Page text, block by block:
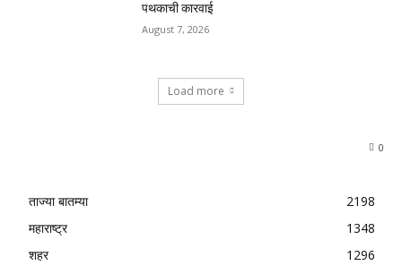
पथकाची कारवाई
August 7, 2026
Load more
0
ताज्या बातम्या
2198
महाराष्ट्र
1348
शहर
1296